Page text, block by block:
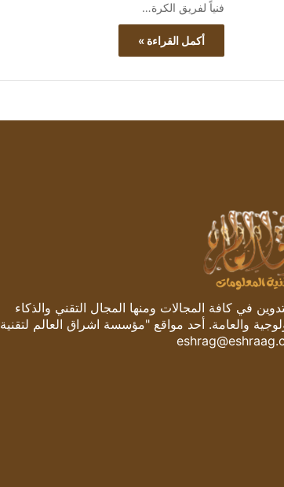
فنياً لفريق الكرة…
أكمل القراءة »
في كافة المجالات ومنها المجال التقني والذكاء
والعامة. أحد مواقع "مؤسسة اشراق العالم لتقنية